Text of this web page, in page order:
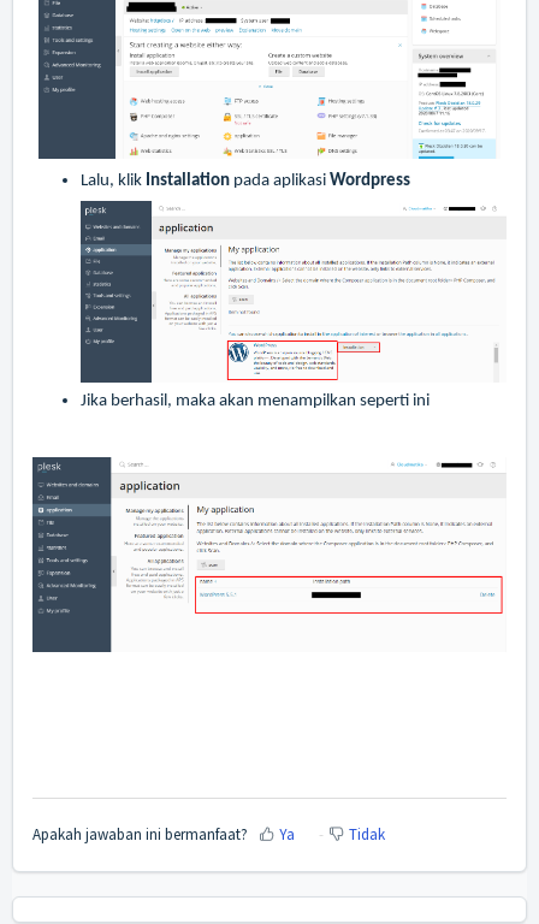
Lalu, klik Installation pada aplikasi Wordpress
Jika berhasil, maka akan menampilkan seperti ini
Apakah jawaban ini bermanfaat? Ya Tidak